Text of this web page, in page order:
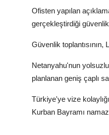
Ofisten yapılan
gerçekleştirdiği
Güvenlik toplantısının,
Netanyahu'nun
planlanan geniş çaplı
Türkiye'ye vize
Kurban Bayramı